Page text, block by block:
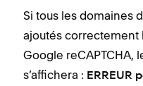
Si tous les domaines
ajoutés correctement
Google reCAPTCHA,
s’affichera : ERREUR